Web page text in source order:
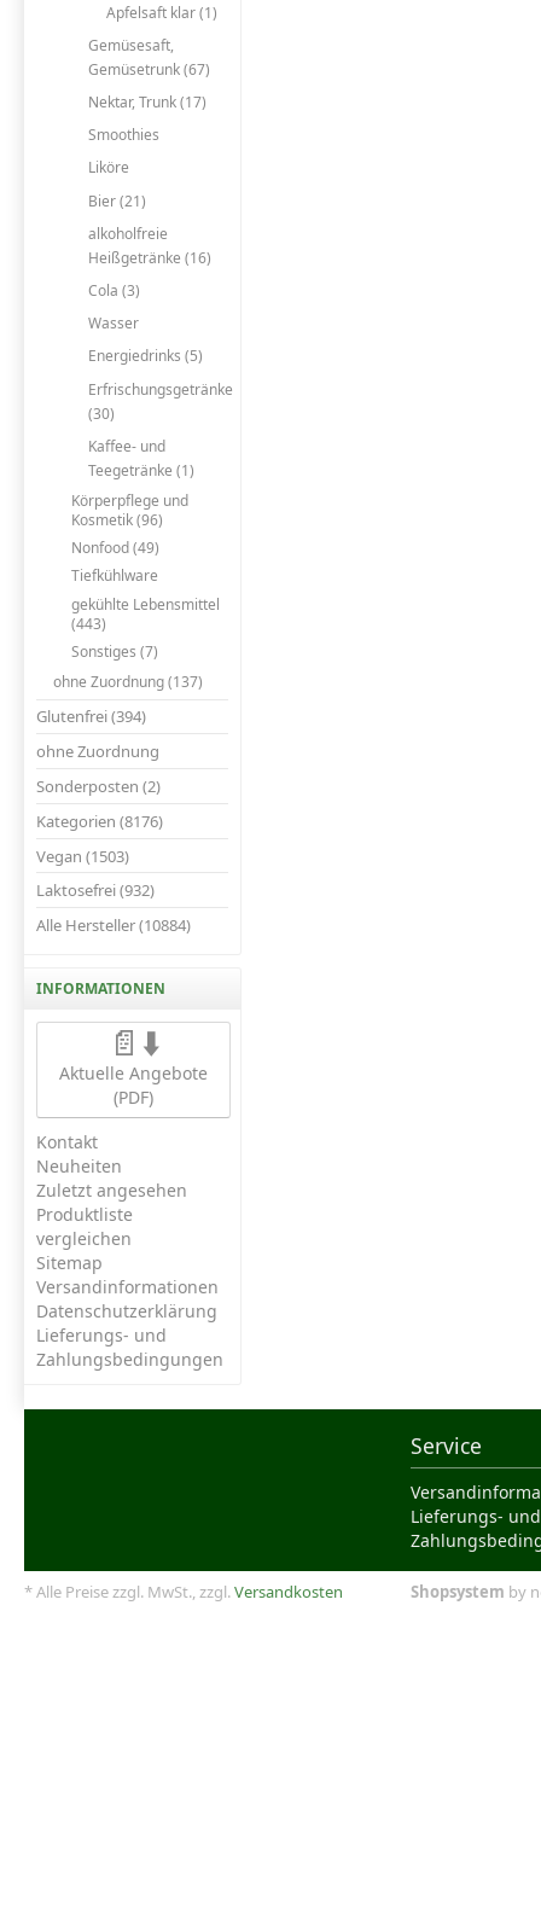
Apfelsaft klar (1)
Gemüsesaft,
Gemüsetrunk (67)
Nektar, Trunk (17)
Smoothies
Liköre
Bier (21)
alkoholfreie
Heißgetränke (16)
Cola (3)
Wasser
Energiedrinks (5)
Erfrischungsgetränke
(30)
Kaffee- und
Teegetränke (1)
Körperpflege und
Kosmetik (96)
Nonfood (49)
Tiefkühlware
gekühlte Lebensmittel
(443)
Sonstiges (7)
ohne Zuordnung (137)
Glutenfrei (394)
ohne Zuordnung
Sonderposten (2)
Kategorien (8176)
Vegan (1503)
Laktosefrei (932)
Alle Hersteller (10884)
INFORMATIONEN
📄⬇️
Aktuelle Angebote
(PDF)
Kontakt
Neuheiten
Zuletzt angesehen
Produktliste
vergleichen
Sitemap
Versandinformationen
Datenschutzerklärung
Lieferungs- und
Zahlungsbedingungen
Service
Lieferungs- und
* Alle Preise zzgl. MwSt., zzgl.Versandkosten Shopsystem by